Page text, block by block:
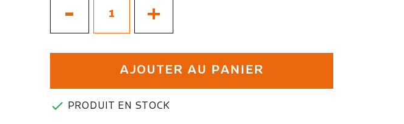
- +
AJOUTER AU PANIER
 PRODUIT EN STOCK